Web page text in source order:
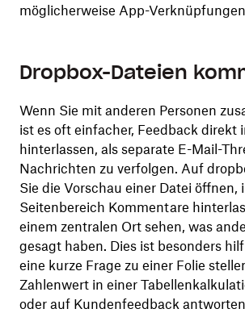
möglicherweise App-
Dropbox-Dateien
Wenn Sie mit anderen Personen
ist es oft einfacher, Feedback direkt
hinterlassen, als separate E-Mail-
Nachrichten zu verfolgen. Auf
Sie die Vorschau einer Datei öffnen,
Seitenbereich Kommentare
einem zentralen Ort sehen, was
gesagt haben. Dies ist besonders
eine kurze Frage zu einer Folie
Zahlenwert in einer
oder auf Kundenfeedback